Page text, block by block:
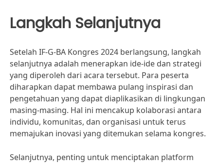
Langkah Selanjutnya
Setelah IF-G-BA Kongres 2024 berlangsung, langkah
selanjutnya adalah menerapkan ide-ide dan strategi
yang diperoleh dari acara tersebut. Para peserta
diharapkan dapat membawa pulang inspirasi dan
pengetahuan yang dapat diaplikasikan di lingkungan
masing-masing. Hal ini mencakup kolaborasi antara
individu, komunitas, dan organisasi untuk terus
memajukan inovasi yang ditemukan selama kongres.
Selanjutnya, penting untuk menciptakan platform